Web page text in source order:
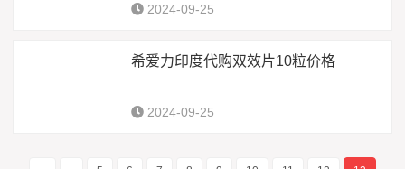
2024-09-25
希爱力印度代购双效片10粒价格
2024-09-25